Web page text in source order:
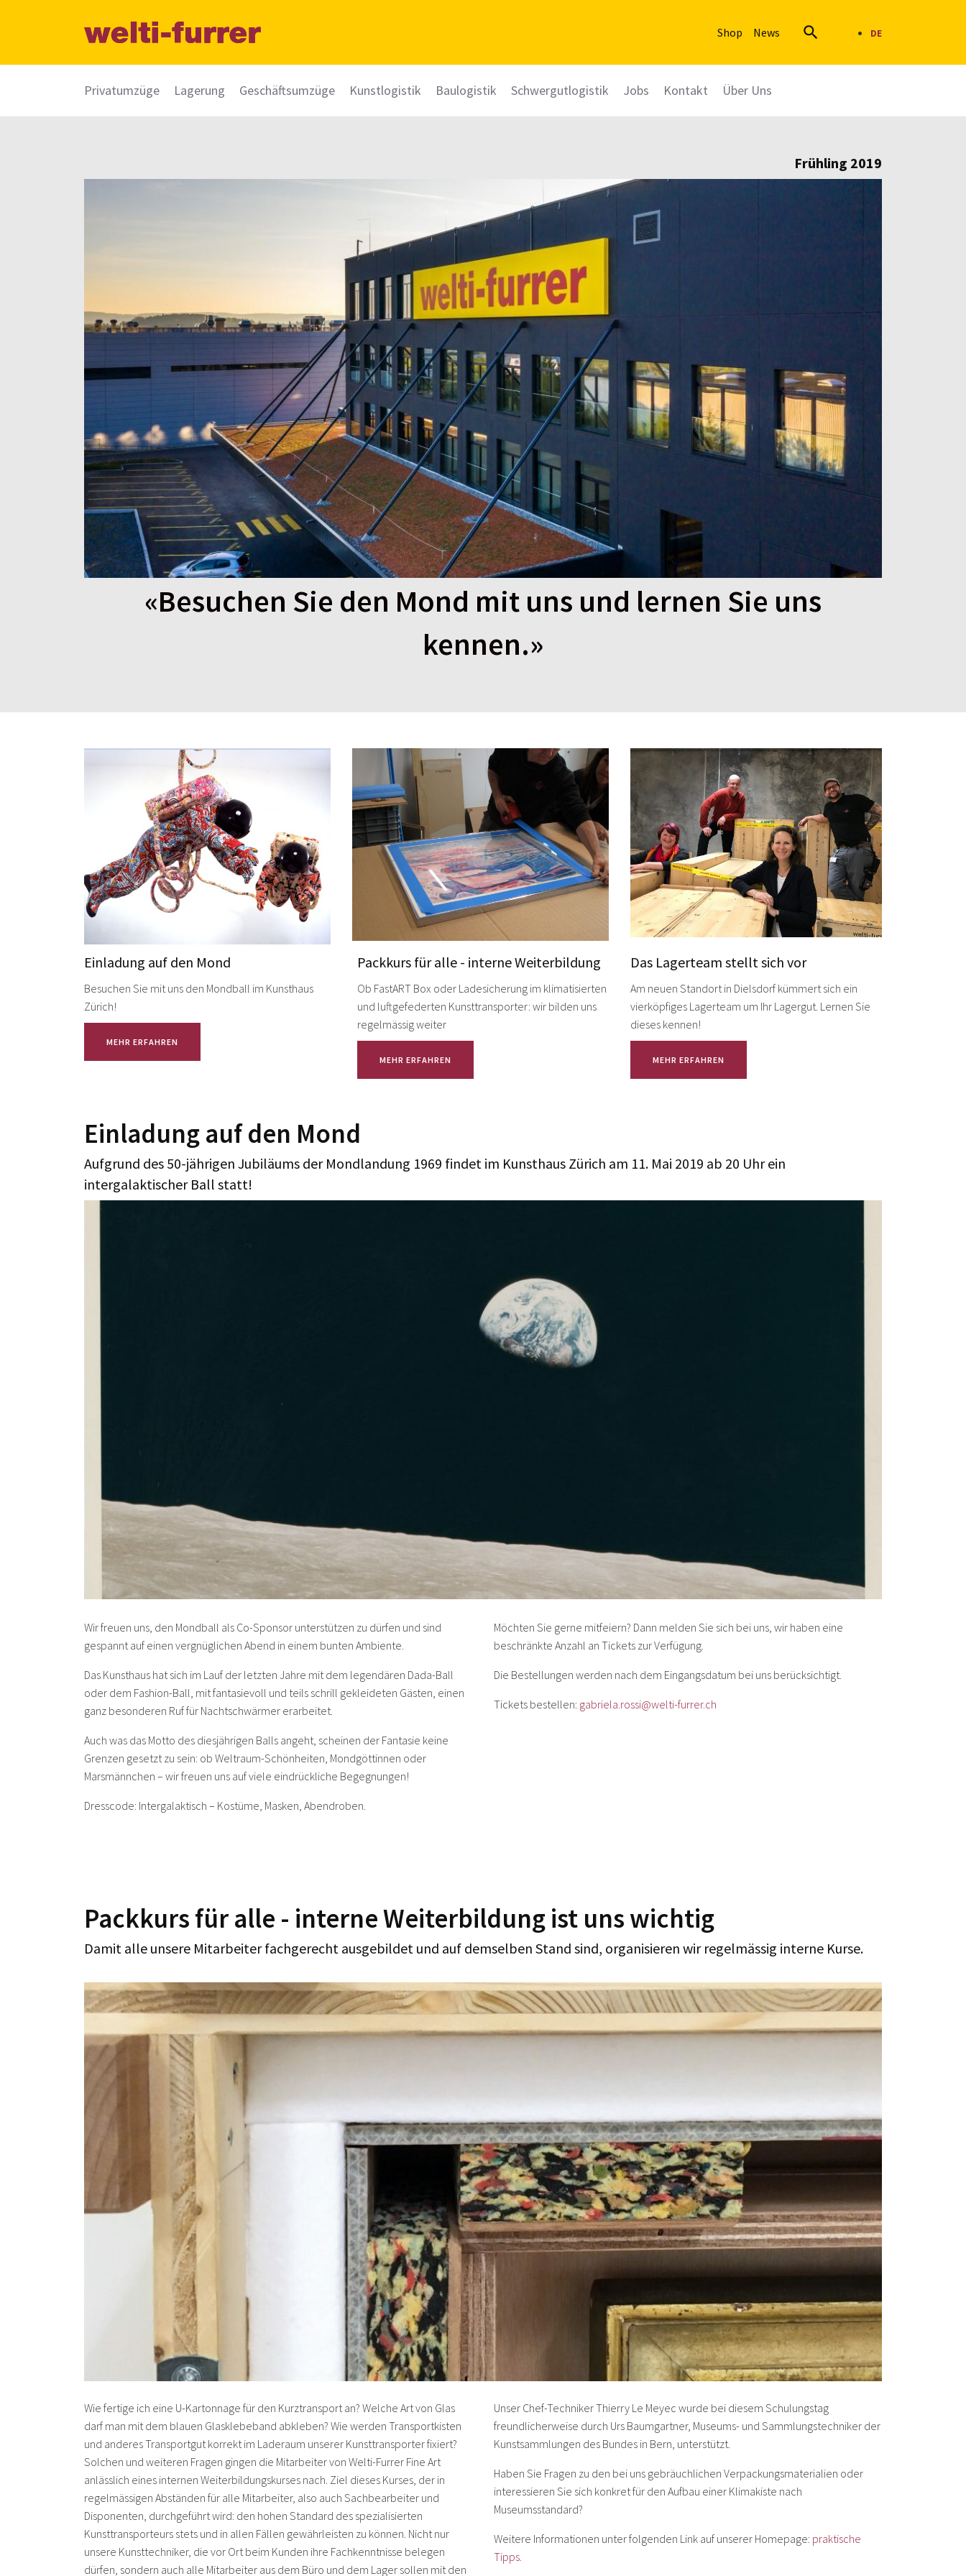
Shop News  DE
Privatumzüge Lagerung Geschäftsumzüge Kunstlogistik Baulogistik Schwergutlogistik Jobs Kontakt Über Uns
Frühling 2019
«Besuchen Sie den Mond mit uns und lernen Sie uns
kennen.»
Einladung auf den Mond Packkurs für alle - interne Weiterbildung Das Lagerteam stellt sich vor
Besuchen Sie mit uns den Mondball im Kunsthaus
Zürich!
MEHR ERFAHREN
Ob FastART Box oder Ladesicherung im klimatisierten
und luftgefederten Kunsttransporter: wir bilden uns
regelmässig weiter
MEHR ERFAHREN
Am neuen Standort in Dielsdorf kümmert sich ein
vierköpfiges Lagerteam um Ihr Lagergut. Lernen Sie
dieses kennen!
MEHR ERFAHREN
Einladung auf den Mond
Aufgrund des 50-jährigen Jubiläums der Mondlandung 1969 findet im Kunsthaus Zürich am 11. Mai 2019 ab 20 Uhr ein
intergalaktischer Ball statt!
Wir freuen uns, den Mondball als Co-Sponsor unterstützen zu dürfen und sind
gespannt auf einen vergnüglichen Abend in einem bunten Ambiente.
Das Kunsthaus hat sich im Lauf der letzten Jahre mit dem legendären Dada-Ball
oder dem Fashion-Ball, mit fantasievoll und teils schrill gekleideten Gästen, einen
ganz besonderen Ruf für Nachtschwärmer erarbeitet.
Auch was das Motto des diesjährigen Balls angeht, scheinen der Fantasie keine
Grenzen gesetzt zu sein: ob Weltraum-Schönheiten, Mondgöttinnen oder
Marsmännchen – wir freuen uns auf viele eindrückliche Begegnungen!
Dresscode: Intergalaktisch – Kostüme, Masken, Abendroben.
Möchten Sie gerne mitfeiern? Dann melden Sie sich bei uns, wir haben eine
beschränkte Anzahl an Tickets zur Verfügung.
Die Bestellungen werden nach dem Eingangsdatum bei uns berücksichtigt.
Tickets bestellen: gabriela.rossi@welti-furrer.ch
Packkurs für alle - interne Weiterbildung ist uns wichtig
Damit alle unsere Mitarbeiter fachgerecht ausgebildet und auf demselben Stand sind, organisieren wir regelmässig interne Kurse.
Wie fertige ich eine U-Kartonnage für den Kurztransport an? Welche Art von Glas
darf man mit dem blauen Glasklebeband abkleben? Wie werden Transportkisten
und anderes Transportgut korrekt im Laderaum unserer Kunsttransporter fixiert?
Solchen und weiteren Fragen gingen die Mitarbeiter von Welti-Furrer Fine Art
anlässlich eines internen Weiterbildungskurses nach. Ziel dieses Kurses, der in
regelmässigen Abständen für alle Mitarbeiter, also auch Sachbearbeiter und
Disponenten, durchgeführt wird: den hohen Standard des spezialisierten
Kunsttransporteurs stets und in allen Fällen gewährleisten zu können. Nicht nur
unsere Kunsttechniker, die vor Ort beim Kunden ihre Fachkenntnisse belegen
dürfen, sondern auch alle Mitarbeiter aus dem Büro und dem Lager sollen mit den
Unser Chef-Techniker Thierry Le Meyec wurde bei diesem Schulungstag
freundlicherweise durch Urs Baumgartner, Museums- und Sammlungstechniker der
Kunstsammlungen des Bundes in Bern, unterstützt.
Haben Sie Fragen zu den bei uns gebräuchlichen Verpackungsmaterialien oder
interessieren Sie sich konkret für den Aufbau einer Klimakiste nach
Museumsstandard?
Weitere Informationen unter folgenden Link auf unserer Homepage: praktische
Tipps.